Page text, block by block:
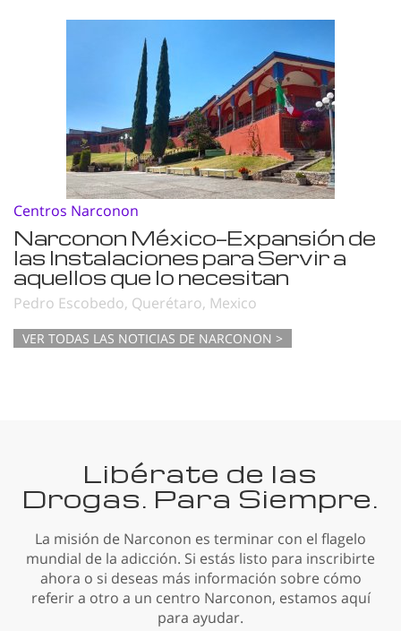
Centros Narconon
Narconon México—Expansión de
las Instalaciones para Servir a
aquellos que lo necesitan
Pedro Escobedo, Querétaro, Mexico
VER TODAS LAS NOTICIAS DE NARCONON >
Libérate de las
Drogas. Para Siempre.
La misión de Narconon es terminar con el flagelo
mundial de la adicción. Si estás listo para inscribirte
ahora o si deseas más información sobre cómo
referir a otro a un centro Narconon, estamos aquí
para ayudar.